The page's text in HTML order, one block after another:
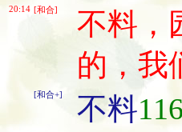
20:14 [和合]
不料，
的，我
[和合+] 不料